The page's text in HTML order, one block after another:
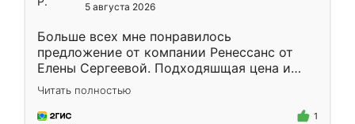
5 августа 2026
Больше всех мне понравилось
предложение от компании Ренессанс от
Елены Сергеевой. Подходяшщая цена и
короткие сроки изготовления. Приехавший
для замера сотрудник Владислав
предложил по моему эскизу самый
Читать полностью
1